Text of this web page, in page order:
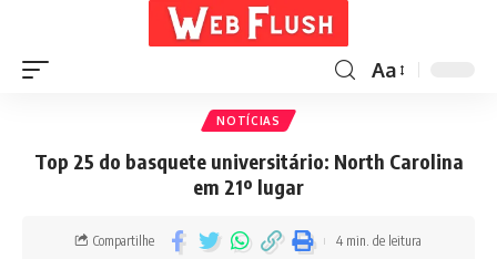
Aa
NOTÍCIAS
Top 25 do basquete universitário: North Carolina
em 21º lugar
Compartilhe 4 min. de leitura